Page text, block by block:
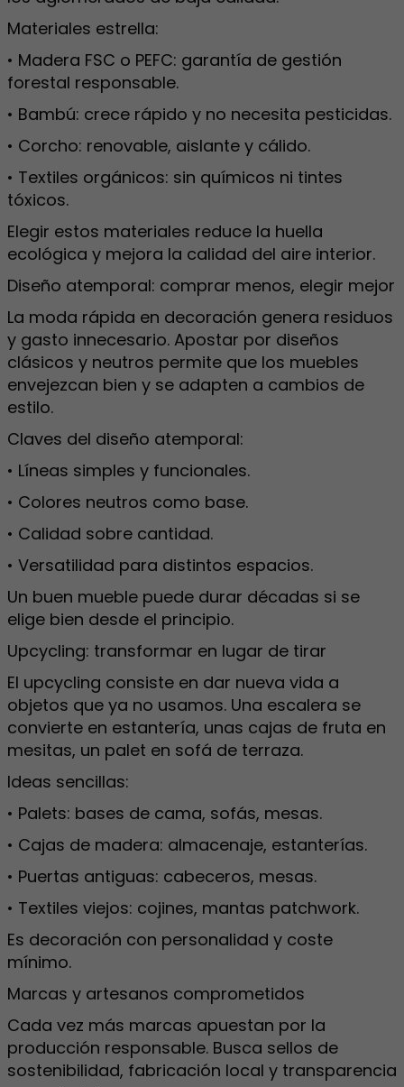
Materiales estrella:
• Madera FSC o PEFC: garantía de gestión
forestal responsable.
• Bambú: crece rápido y no necesita pesticidas.
• Corcho: renovable, aislante y cálido.
• Textiles orgánicos: sin químicos ni tintes
tóxicos.
Elegir estos materiales reduce la huella
ecológica y mejora la calidad del aire interior.
Diseño atemporal: comprar menos, elegir mejor
La moda rápida en decoración genera residuos
y gasto innecesario. Apostar por diseños
clásicos y neutros permite que los muebles
envejezcan bien y se adapten a cambios de
estilo.
Claves del diseño atemporal:
• Líneas simples y funcionales.
• Colores neutros como base.
• Calidad sobre cantidad.
• Versatilidad para distintos espacios.
Un buen mueble puede durar décadas si se
elige bien desde el principio.
Upcycling: transformar en lugar de tirar
El upcycling consiste en dar nueva vida a
objetos que ya no usamos. Una escalera se
convierte en estantería, unas cajas de fruta en
mesitas, un palet en sofá de terraza.
Ideas sencillas:
• Palets: bases de cama, sofás, mesas.
• Cajas de madera: almacenaje, estanterías.
• Puertas antiguas: cabeceros, mesas.
• Textiles viejos: cojines, mantas patchwork.
Es decoración con personalidad y coste
mínimo.
Marcas y artesanos comprometidos
Cada vez más marcas apuestan por la
producción responsable. Busca sellos de
sostenibilidad, fabricación local y transparencia